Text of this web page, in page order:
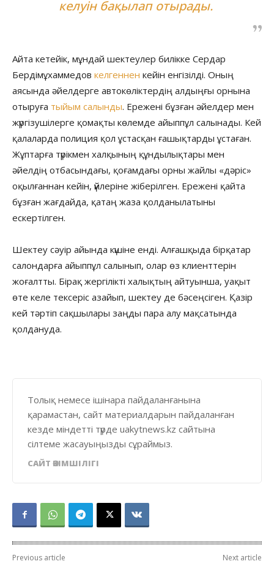
келуін бақылап отырады.
Айта кетейік, мұндай шектеулер билікке Сердар
Бердімұхаммедов келгеннен кейін енгізілді. Оның
аясында әйелдерге автокөліктердің алдыңғы орнына
отыруға тыйым салынды. Ережені бұзған әйелдер мен
жүргізушілерге қомақты көлемде айыппұл салынады. Кей
қалаларда полиция қол ұстасқан ғашықтарды ұстаған.
Жұптарға түрікмен халқының құндылықтары мен
әйелдің отбасындағы, қоғамдағы орны жайлы «дәріс»
оқылғаннан кейін, үйлеріне жіберілген. Ережені қайта
бұзған жағдайда, қатаң жаза қолданылатыны
ескертілген.
Шектеу сәуір айында күшіне енді. Алғашқыда бірқатар
салондарға айыппұл салынып, олар өз клиенттерін
жоғалтты. Бірақ жергілікті халықтың айтуынша, уақыт
өте келе тексеріс азайып, шектеу де бәсеңсіген. Қазір
кей тәртіп сақшылары заңды пара алу мақсатында
қолдануда.
Толық немесе ішінара пайдаланғанына
қарамастан, сайт материалдарын пайдаланған
кезде міндетті түрде uakytnews.kz сайтына
сілтеме жасауыңызды сұраймыз.
САЙТ ӘКІМШІЛІГІ
Previous article
Next article